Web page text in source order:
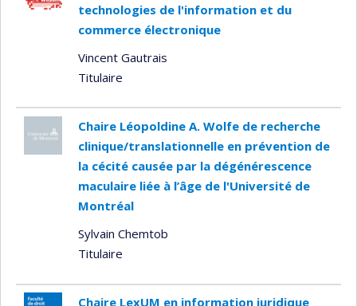
technologies de l'information et du
commerce électronique
Vincent Gautrais
Titulaire
Chaire Léopoldine A. Wolfe de recherche
clinique/translationnelle en prévention de
la cécité causée par la dégénérescence
maculaire liée à l’âge de l'Université de
Montréal
Sylvain Chemtob
Titulaire
Chaire LexUM en information juridique